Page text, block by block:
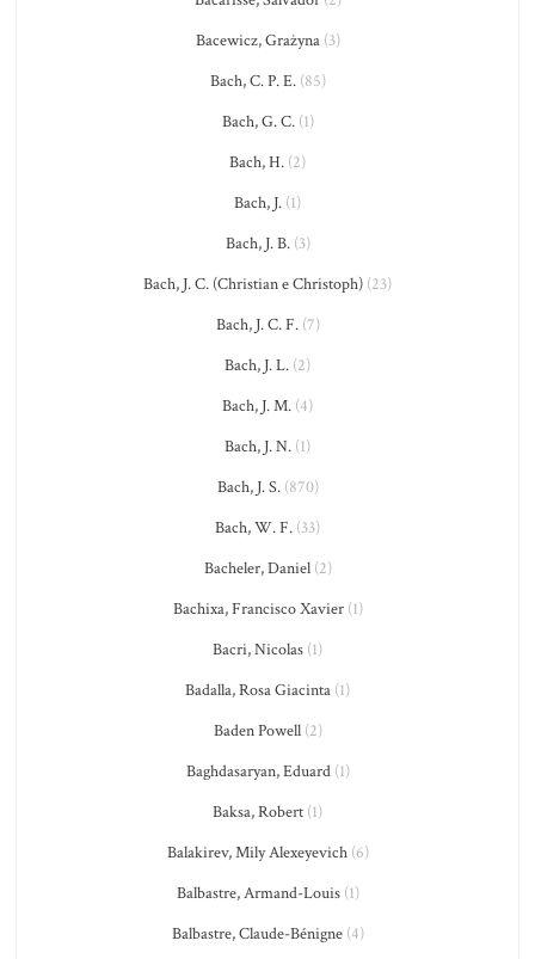
Bacewicz, Grażyna(3)
Bach, C. P. E.(85)
Bach, G. C.(1)
Bach, H. (2)
Bach, J. (1)
Bach, J. B.(3)
Bach, J. C. (Christian e Christoph) (23)
Bach, J. C. F.(7)
Bach, J. L. (2)
Bach, J. M. (4)
Bach, J. N. (1)
Bach, J. S.(870)
Bach, W. F. (33)
Bacheler, Daniel(2)
Bachixa, Francisco Xavier(1)
Bacri, Nicolas (1)
Badalla, Rosa Giacinta (1)
Baden Powell(2)
Baghdasaryan, Eduard(1)
Baksa, Robert (1)
Balakirev, Mily Alexeyevich(6)
Balbastre, Armand-Louis(1)
Balbastre, Claude-Bénigne(4)